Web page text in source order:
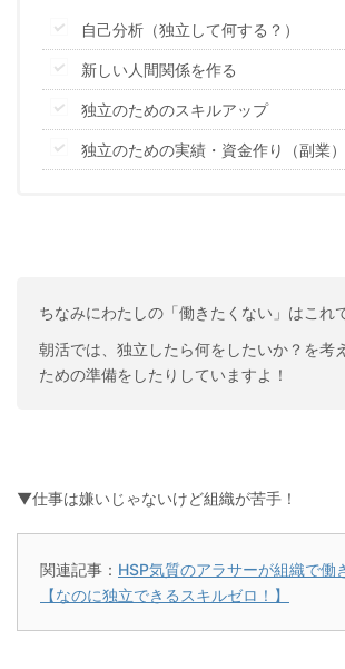
自己分析（独立して何する？）
新しい人間関係を作る
独立のためのスキルアップ
独立のための実績・資金作り（副業）
ちなみにわたしの「働きたくない」はこれ
朝活では、独立したら何をしたいか？を考
ための準備をしたりしていますよ！
▼仕事は嫌いじゃないけど組織が苦手！
関連記事： HSP気質のアラサーが組織で働
【なのに独立できるスキルゼロ！】